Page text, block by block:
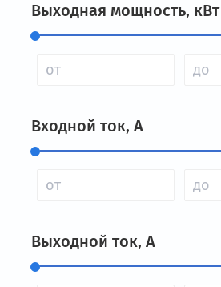
Выходная мощность, кВт
Входной ток, А
Выходной ток, А